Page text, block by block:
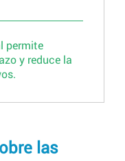
permite
y reduce la
las